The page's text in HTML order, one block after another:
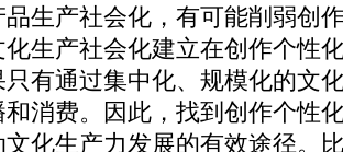
生产社会化，有可能削弱创
生产社会化建立在创作个性
有通过集中化、规模化的文
消费。因此，找到创作个性
化生产力发展的有效途径。